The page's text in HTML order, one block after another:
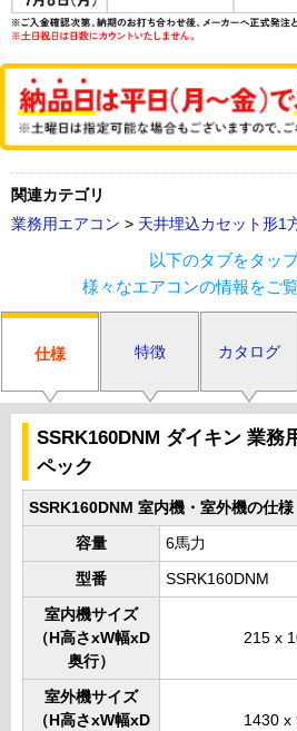
関連カテゴリ
業務用エアコン > 天井埋込カセット形1
以下のタブをタッ
様々なエアコンの情報をご
仕様 特徴 カタログ
SSRK160DNM ダイキン 業務
ペック
SSRK160DNM 室内機・室外機の仕様
容量 6馬力
型番 SSRK160DNM
室内機サイズ
（H高さxW幅xD
奥行）
215 x
室外機サイズ
（H高さxW幅xD
1430 x